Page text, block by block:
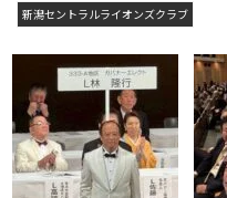
新潟セントラルライオンズクラブ